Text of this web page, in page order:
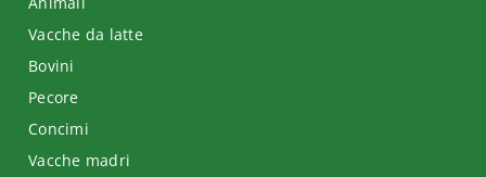
Vacche da latte
Bovini
Pecore
Concimi
Vacche madri